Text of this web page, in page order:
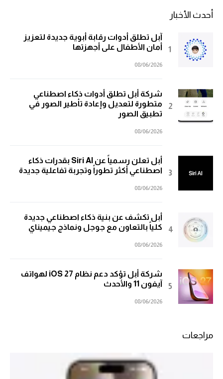
أحدث الأخبار
آبل تطلق أدوات رقابة أبوية جديدة لتعزيز
أمان الأطفال على أجهزتها
08/06/2026
شركة أبل تطلق أدوات ذكاء اصطناعي
متطورة لتعديل وإعادة تأطير الصور في
تطبيق الصور
08/06/2026
أبل تعلن رسمياً عن Siri AI بقدرات ذكاء
اصطناعي أكثر تطوراً وتجربة تفاعلية جديدة
08/06/2026
أبل تكشف عن بنية ذكاء اصطناعي جديدة
كلياً بالتعاون مع جوجل ونماذج جيميناي
08/06/2026
شركة أبل تؤكد دعم نظام iOS 27 لهواتف
آيفون 11 والأحدث
08/06/2026
مراجعات